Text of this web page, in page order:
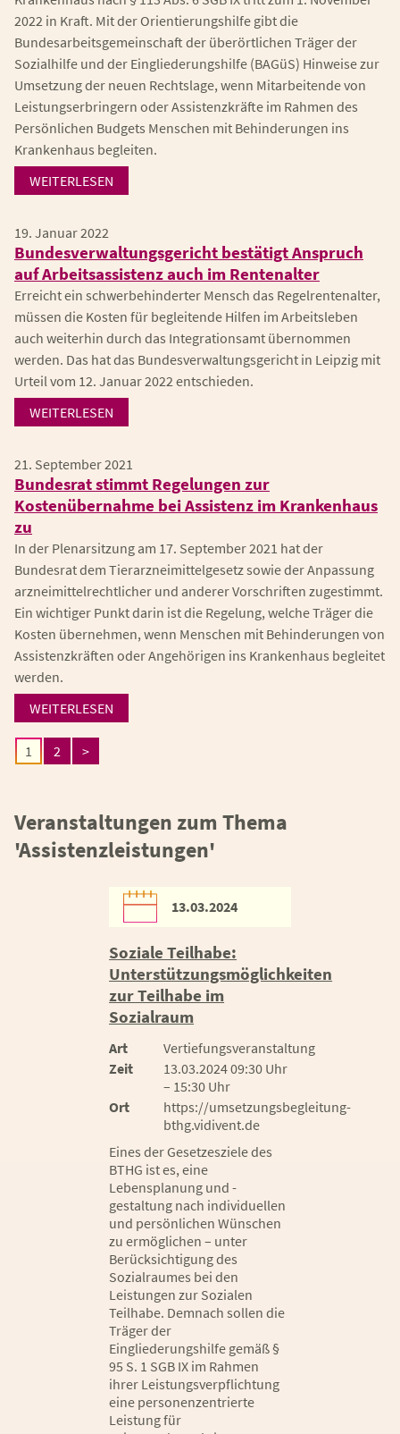
2022 in Kraft. Mit der Orientierungshilfe gibt die
Bundesarbeitsgemeinschaft der überörtlichen Träger der
Sozialhilfe und der Eingliederungshilfe (BAGüS) Hinweise zur
Umsetzung der neuen Rechtslage, wenn Mitarbeitende von
Leistungserbringern oder Assistenzkräfte im Rahmen des
Persönlichen Budgets Menschen mit Behinderungen ins
Krankenhaus begleiten.
WEITERLESEN
19. Januar 2022
Bundesverwaltungsgericht bestätigt Anspruch
auf Arbeitsassistenz auch im Rentenalter
Erreicht ein schwerbehinderter Mensch das Regelrentenalter,
müssen die Kosten für begleitende Hilfen im Arbeitsleben
auch weiterhin durch das Integrationsamt übernommen
werden. Das hat das Bundesverwaltungsgericht in Leipzig mit
Urteil vom 12. Januar 2022 entschieden.
WEITERLESEN
21. September 2021
Bundesrat stimmt Regelungen zur
Kostenübernahme bei Assistenz im Krankenhaus
zu
In der Plenarsitzung am 17. September 2021 hat der
Bundesrat dem Tierarzneimittelgesetz sowie der Anpassung
arzneimittelrechtlicher und anderer Vorschriften zugestimmt.
Ein wichtiger Punkt darin ist die Regelung, welche Träger die
Kosten übernehmen, wenn Menschen mit Behinderungen von
Assistenzkräften oder Angehörigen ins Krankenhaus begleitet
werden.
WEITERLESEN
1 2 >
Veranstaltungen zum Thema
'Assistenzleistungen'
13.03.2024
Soziale Teilhabe:
Unterstützungsmöglichkeiten
zur Teilhabe im
Sozialraum
Art
Vertiefungsveranstaltung
Zeit
13.03.2024 09:30 Uhr
– 15:30 Uhr
Ort
https://umsetzungsbegleitung-
bthg.vidivent.de
Eines der Gesetzesziele des
BTHG ist es, eine
Lebensplanung und -
gestaltung nach individuellen
und persönlichen Wünschen
zu ermöglichen – unter
Berücksichtigung des
Sozialraumes bei den
Leistungen zur Sozialen
Teilhabe. Demnach sollen die
Träger der
Eingliederungshilfe gemäß §
95 S. 1 SGB IX im Rahmen
ihrer Leistungsverpflichtung
eine personenzentrierte
Leistung für